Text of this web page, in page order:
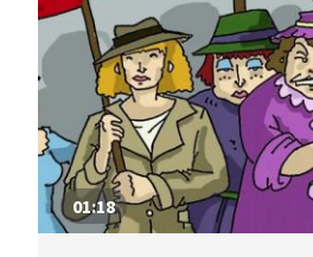
01:18